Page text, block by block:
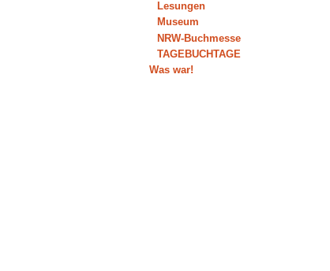
Lesungen
Museum
NRW-Buchmesse
TAGEBUCHTAGE
Was war!